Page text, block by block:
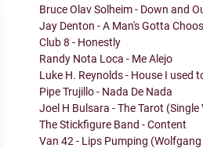
Bruce Olav Solheim - Down and
Jay Denton - A Man's Gotta
Club 8 - Honestly
Randy Nota Loca - Me Alejo
Luke H. Reynolds - House I used
Pipe Trujillo - Nada De Nada
Joel H Bulsara - The Tarot (Single
The Stickfigure Band - Content
Van 42 - Lips Pumping